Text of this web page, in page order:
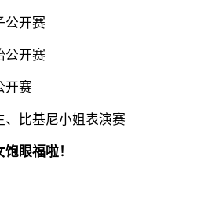
公开赛
公开赛
开赛
比基尼小姐表演赛
眼福啦！